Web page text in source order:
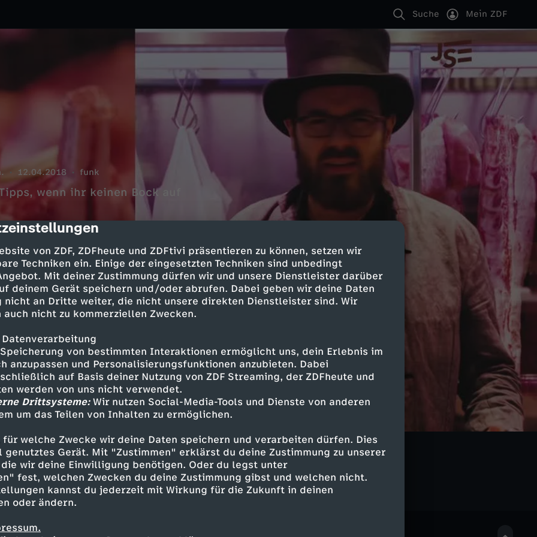
von ZDF, ZDFheute und ZDFtivi präsentieren zu können, setzen wir
Techniken ein. Einige der eingesetzten Techniken sind unbedingt
Mit deiner Zustimmung dürfen wir und unsere Dienstleister darüber
deinem Gerät speichern und/oder abrufen. Dabei geben wir deine Daten
nicht an Dritte weiter, die nicht unsere direkten Dienstleister sind. Wir
nicht zu kommerziellen Zwecken.
von bestimmten Interaktionen ermöglicht uns, dein Erlebnis im
anzupassen und Personalisierungsfunktionen anzubieten. Dabei
auf Basis deiner Nutzung von ZDF Streaming, der ZDFheute und
werden von uns nicht verwendet.
Drittsysteme:Wir nutzen Social-Media-Tools und Dienste von anderen
um das Teilen von Inhalten zu ermöglichen.
für welche Zwecke wir deine Daten speichern und verarbeiten dürfen. Dies
Gerät. Mit "Zustimmen" erklärst du deine Zustimmung zu unserer
wir deine Einwilligung benötigen. Oder du legst unter
fest, welchen Zwecken du deine Zustimmung gibst und welchen nicht.
kannst du jederzeit mit Wirkung für die Zukunft in deinen
oder ändern.
Suche Mein ZDF
12.04.2018 funk
wenn ihr keinen Bock auf
entdecken
Reportage enthüllend Untertitel Jäger & Sammler